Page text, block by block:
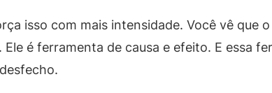
isso com mais intensidade. Você vê que
Ele é ferramenta de causa e efeito. E essa